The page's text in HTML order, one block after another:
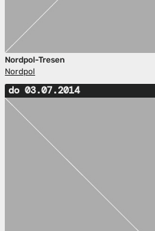
Nordpol-Tresen
Nordpol
do 03.07.2014